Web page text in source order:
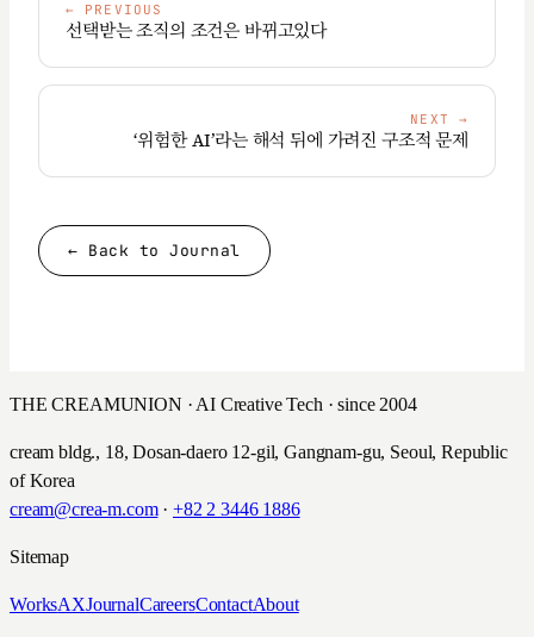
← PREVIOUS
선택받는 조직의 조건은 바뀌고있다
NEXT →
‘위험한 AI’라는 해석 뒤에 가려진 구조적 문제
← Back to Journal
THE CREAMUNION · AI Creative Tech · since 2004
cream bldg., 18, Dosan-daero 12-gil, Gangnam-gu, Seoul, Republic
of Korea
cream@crea-m.com· +82 2 3446 1886
Sitemap
WorksAXJournalCareersContactAbout